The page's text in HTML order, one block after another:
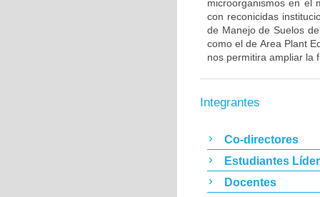
microorganismos en el
con reconicidas
de Manejo de Suelos
como el de Area Plant
nos permitira ampliar la
Integrantes
Co-directores
Estudiantes
Docentes